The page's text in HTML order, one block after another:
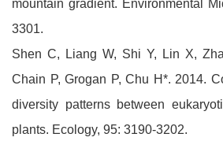
mountain gradient. Environmental
3301.
Shen C, Liang W, Shi Y, Lin X,
Chain P, Grogan P, Chu H*. 2014.
diversity patterns between
plants. Ecology, 95: 3190-3202.